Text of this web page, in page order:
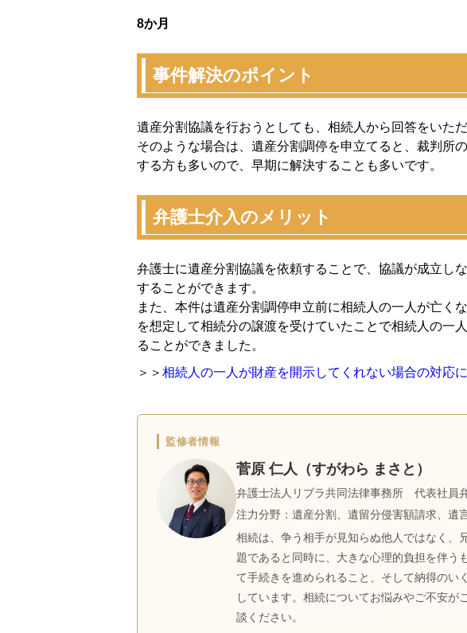
8か月
事件解決のポイント
遺産分割協議を行おうとしても、相続人から回答をいた
そのような場合は、遺産分割調停を申立てると、裁判所
する方も多いので、早期に解決することも多いです。
弁護士介入のメリット
弁護士に遺産分割協議を依頼することで、協議が成立し
することができます。
また、本件は遺産分割調停申立前に相続人の一人が亡く
を想定して相続分の譲渡を受けていたことで相続人の一
ることができました。
＞＞ 相続人の一人が財産を開示してくれない場合の対応
監修者情報
菅原 仁人（すがわら まさと）
弁護士法人リブラ共同法律事務所 代表社員
注力分野：遺産分割、遺留分侵害額請求、遺
相続は、争う相手が見知らぬ他人ではなく、
題であると同時に、大きな心理的負担を伴う
て手続きを進められること、そして納得のい
しています。相続についてお悩みやご不安が
談ください。